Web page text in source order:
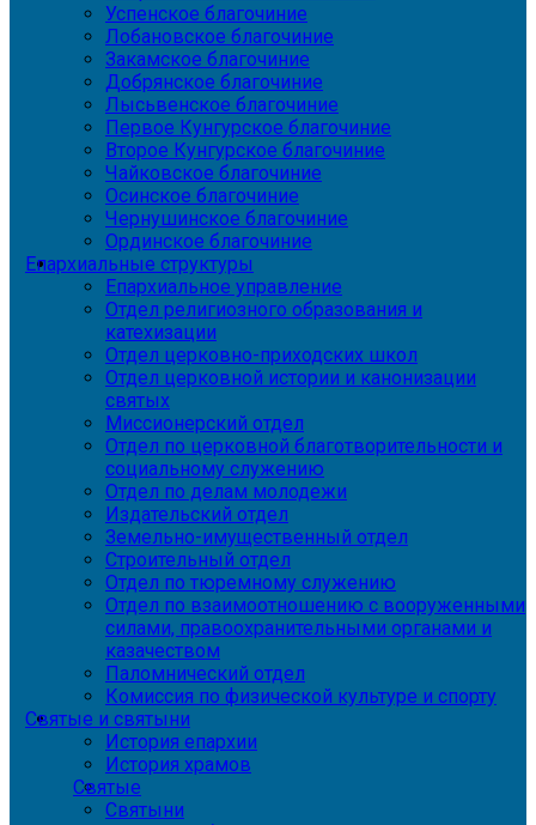
Успенское благочиние
Лобановское благочиние
Закамское благочиние
Добрянское благочиние
Лысьвенское благочиние
Первое Кунгурское благочиние
Второе Кунгурское благочиние
Чайковское благочиние
Осинское благочиние
Чернушинское благочиние
Ординское благочиние
Епархиальные структуры
Епархиальное управление
Отдел религиозного образования и
катехизации
Отдел церковно-приходских школ
Отдел церковной истории и канонизации
святых
Миссионерский отдел
Отдел по церковной благотворительности и
социальному служению
Отдел по делам молодежи
Издательский отдел
Земельно-имущественный отдел
Строительный отдел
Отдел по тюремному служению
Отдел по взаимоотношению с вооруженными
силами, правоохранительными органами и
казачеством
Паломнический отдел
Комиссия по физической культуре и спорту
Святые и святыни
История епархии
История храмов
Святые
Святыни